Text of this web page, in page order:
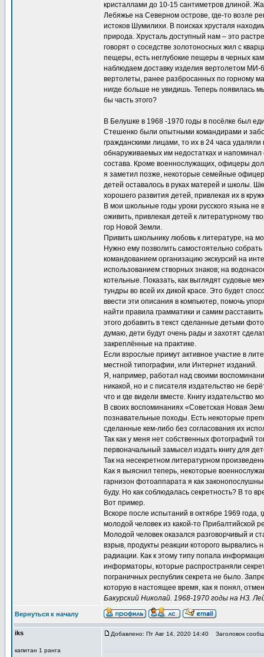
кристаллами до 10-15 сантиметров длиной.
Лебяжье на Северном острове, где-то возле
истоков Шумилихи. В поисках хрусталя
природа. Хрусталь доступный нам – это
говорят о соседстве золотоносных жил с
пещеры, есть неглубокие пещеры в черных
наблюдаем доставку изделия вертолетом
вертолеты, ранее разбросанных по горному
нигде больше не увидишь. Теперь появилась
бы часть этого?
В Белушке в 1968 -1970 годы в посёлке был
Стешенко были опытными командирами и
гражданскими лицами, то их в 24 часа
обнаруживаемых им недостатках и
состава. Кроме военнослужащих, офицеры
я заметил позже, некоторые семейные
детей оставалось в руках матерей и школы.
хорошего развития детей, привлекая их в
В мои школьные годы уроки русского языка
оживить, привлекая детей к литературному
гор Новой Земли.
Привить школьнику любовь к литературе, на
Нужно ему позволить самостоятельно
командованием организацию экскурсий на
использованием створных знаков; на
котельные. Показать, как выглядят судовые
тундры во всей их дикой красе. Это будет
ввести эти описания в компьютер, помочь
найти правила грамматики и самим
этого добавить в текст сделанные детьми
думаю, дети будут очень рады и захотят
закреплённые на практике.
Если взрослые примут активное участие в
местной типографии, или Интернет изданий.
Я, например, работал над своими
никакой, но и с писателя издательство не
что и где видели вместе. Книгу издательство
В своих воспоминаниях «Советская Новая
познавательные походы. Есть некоторые
сделанные кем-либо без согласования их
Так как у меня нет собственных фотографий
первоначальный замысел издать книгу для
Так на несекретном литературном
Как я выяснил теперь, некоторые
гарнизон фотоаппарата я как
буду. Но как соблюдалась секретность? В то
Вот пример.
Вскоре после испытаний в октябре 1969
молодой человек из какой-то Прибалтийской
Молодой человек оказался разговорчивый и
взрыв, продукты реакции которого
радиации. Как к этому типу попала
информаторы, которые распространяли
пограничных республик секрета не было.
которую в настоящее время, как я понял,
Бакурский Николай. 1968-1970 годы на НЗ.
Вернуться к началу
iks
капитан 1 ранга
Добавлено: Пт Авг 14, 2020 14:40 Заголовок